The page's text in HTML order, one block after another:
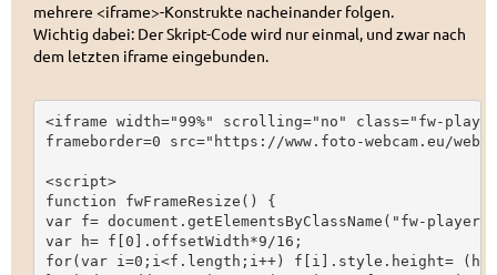
mehrere <iframe>-Konstrukte nacheinander folgen.
Wichtig dabei: Der Skript-Code wird nur einmal, und zwar nach
dem letzten iframe eingebunden.
<iframe width="99%" scrolling="no" class="fw-
frameborder=0 src="https://www.foto-webcam.eu/
<script>
function fwFrameResize() {
var f= document.getElementsByClassName("fw-
var h= f[0].offsetWidth*9/16;
for(var i=0;i<f.length;i++) f[i].style.height=